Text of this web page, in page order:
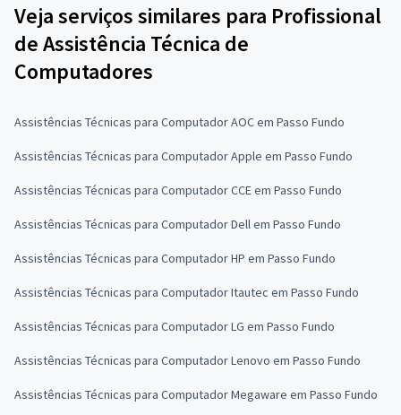
Veja serviços similares para Profissional
de Assistência Técnica de
Computadores
Assistências Técnicas para Computador AOC em Passo Fundo
Assistências Técnicas para Computador Apple em Passo Fundo
Assistências Técnicas para Computador CCE em Passo Fundo
Assistências Técnicas para Computador Dell em Passo Fundo
Assistências Técnicas para Computador HP em Passo Fundo
Assistências Técnicas para Computador Itautec em Passo Fundo
Assistências Técnicas para Computador LG em Passo Fundo
Assistências Técnicas para Computador Lenovo em Passo Fundo
Assistências Técnicas para Computador Megaware em Passo Fundo